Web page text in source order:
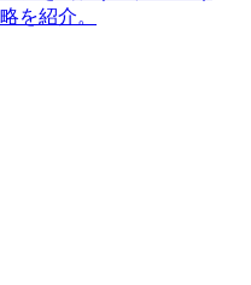
を紹介。